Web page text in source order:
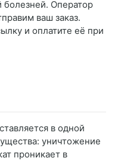
болезней. Оператор
ваш заказ.
и оплатите её при
в одной
уничтожение
проникает в